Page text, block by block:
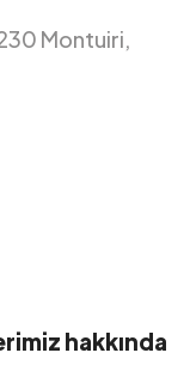
Montuiri,
hakkında